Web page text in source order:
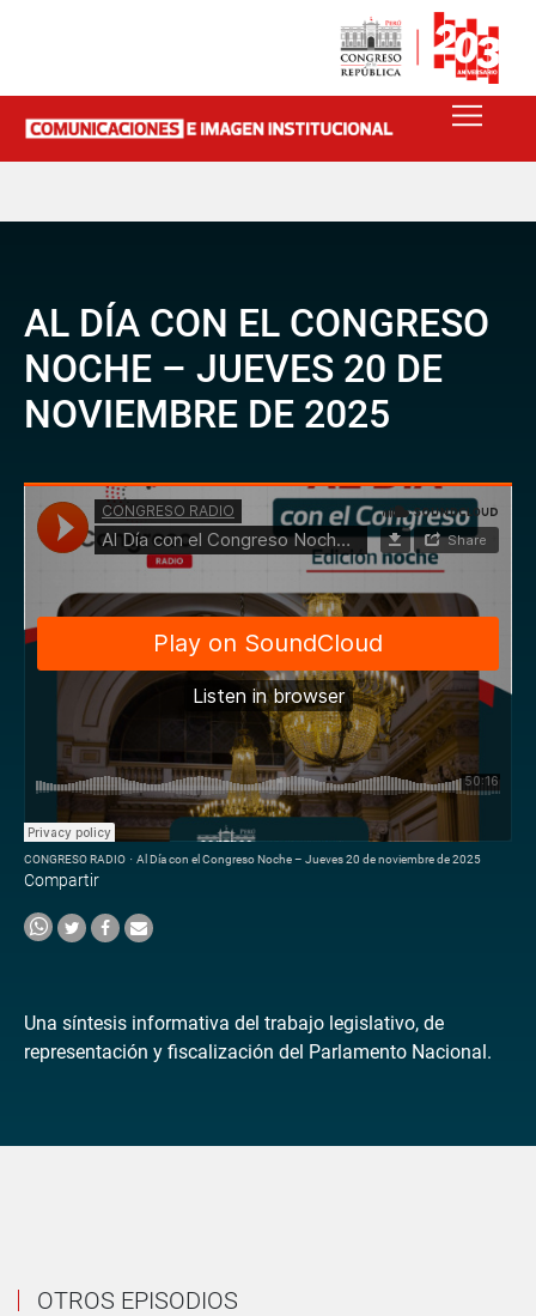
AL DÍA CON EL CONGRESO
NOCHE – JUEVES 20 DE
NOVIEMBRE DE 2025
CONGRESO RADIO · Al Día con el Congreso Noche – Jueves 20 de noviembre de 2025
Compartir
Una síntesis informativa del trabajo legislativo, de
representación y fiscalización del Parlamento Nacional.
OTROS EPISODIOS